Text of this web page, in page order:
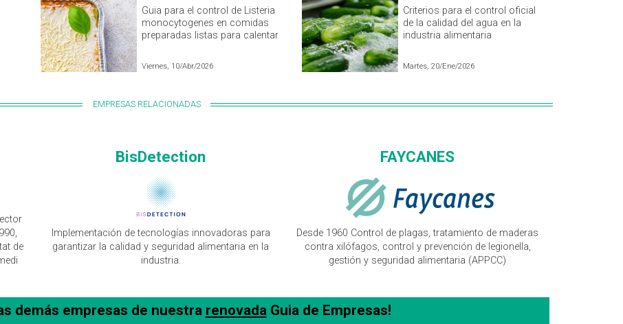
Guia para el control de Listeria
monocytogenes en comidas
preparadas listas para calentar
Viernes, 10/Abr/2026
HIGIENE ALIMENTARIA
Criterios para el control oficial
de la calidad del agua en la
industria alimentaria
Martes, 20/Ene/2026
EMPRESAS RELACIONADAS
de
BisDetection
Implementación de tecnologías innovadoras para
garantizar la calidad y seguridad alimentaria en la
industria.
FAYCANES
Desde 1960 Control de plagas, tratamiento de maderas
contra xilófagos, control y prevención de legionella,
gestión y seguridad alimentaria (APPCC)
demás empresas de nuestra renovadaGuia de Empresas!